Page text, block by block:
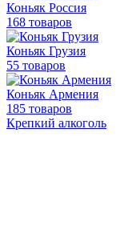
Коньяк Россия
168 товаров
Коньяк Грузия
55 товаров
Коньяк Армения
185 товаров
Крепкий алкоголь